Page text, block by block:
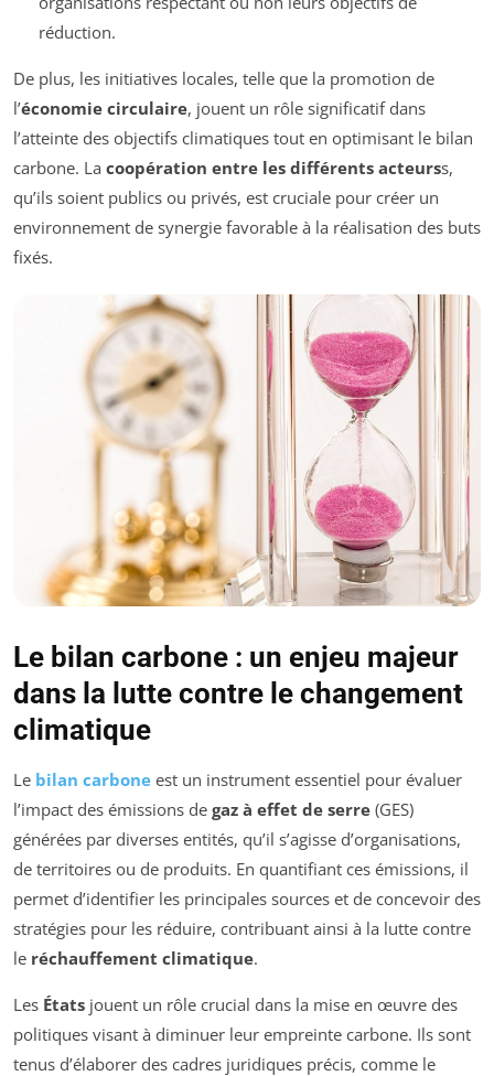
réduction.
De plus, les initiatives locales, telle que la promotion de
l’économie circulaire, jouent un rôle significatif dans
l’atteinte des objectifs climatiques tout en optimisant le bilan
carbone. La coopération entre les différents acteurss,
qu’ils soient publics ou privés, est cruciale pour créer un
environnement de synergie favorable à la réalisation des buts
fixés.
Le bilan carbone : un enjeu majeur
dans la lutte contre le changement
climatique
Le bilan carbone est un instrument essentiel pour évaluer
l’impact des émissions de gaz à effet de serre (GES)
générées par diverses entités, qu’il s’agisse d’organisations,
de territoires ou de produits. En quantifiant ces émissions, il
permet d’identifier les principales sources et de concevoir des
stratégies pour les réduire, contribuant ainsi à la lutte contre
le réchauffement climatique.
Les États jouent un rôle crucial dans la mise en œuvre des
politiques visant à diminuer leur empreinte carbone. Ils sont
tenus d’élaborer des cadres juridiques précis, comme le